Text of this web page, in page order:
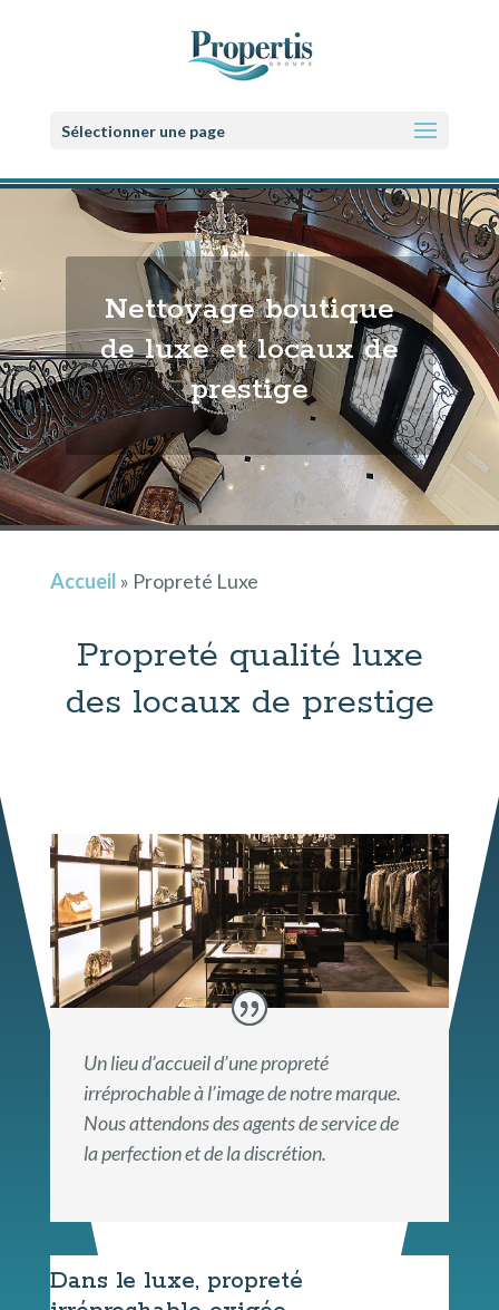
Sélectionner une page
Nettoyage boutique
de luxe et locaux de
prestige
Accueil » Propreté Luxe
Propreté qualité luxe
des locaux de prestige
Un lieu d’accueil d’une propreté
irréprochable à l’image de notre marque.
Nous attendons des agents de service de
la perfection et de la discrétion.
Dans le luxe, propreté